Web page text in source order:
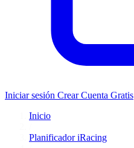
Iniciar sesión Crear Cuenta Gratis
Inicio
Planificador iRacing